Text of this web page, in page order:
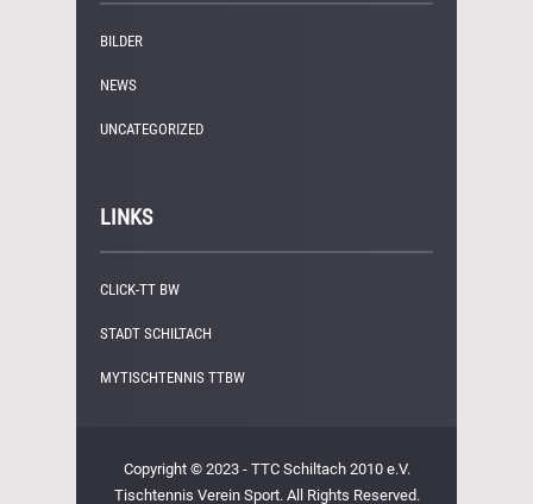
BILDER
NEWS
UNCATEGORIZED
LINKS
CLICK-TT BW
STADT SCHILTACH
MYTISCHTENNIS TTBW
Copyright © 2023 - TTC Schiltach 2010 e.V.
Tischtennis Verein Sport. All Rights Reserved.